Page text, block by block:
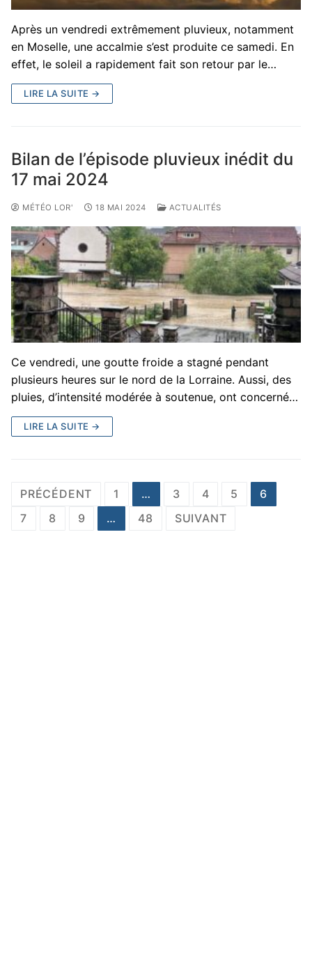
Après un vendredi extrêmement pluvieux, notamment
en Moselle, une accalmie s’est produite ce samedi. En
effet, le soleil a rapidement fait son retour par le…
LIRE LA SUITE →
Bilan de l’épisode pluvieux inédit du
17 mai 2024
MÉTÉO LOR' 18 MAI 2024 ACTUALITÉS
Ce vendredi, une goutte froide a stagné pendant
plusieurs heures sur le nord de la Lorraine. Aussi, des
pluies, d’intensité modérée à soutenue, ont concerné…
LIRE LA SUITE →
Pagination
des
publications
PRÉCÉDENT 1 … 3 4 5
6
7
8 9 … 48 SUIVANT